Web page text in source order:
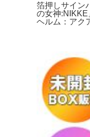
箔押しサイン
の女神
ヘルム：アク